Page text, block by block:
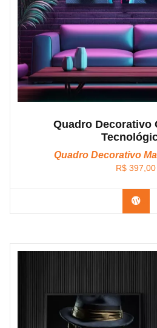
Quadro Decorativo
Quadro Decorativo
R$ 397,00